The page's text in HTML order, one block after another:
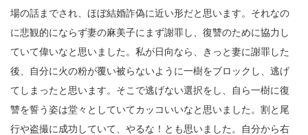
場の話までされ、ほぼ結婚詐偽に近い形だと思います。それなの
に悲観的にならず妻の麻美子にまず謝罪し、復讐のために協力し
ていて偉いなと思いました。私が日向なら、きっと妻に謝罪した
後、自分に火の粉が覆い被らないように一樹をブロックし、逃げ
てしまったと思います。そこで逃げない選択をし、自ら一樹に復
讐を誓う姿は堂々としていてカッコいいなと思いました。割と尾
行や盗撮に成功していて、やるな！とも思いました。自分から右